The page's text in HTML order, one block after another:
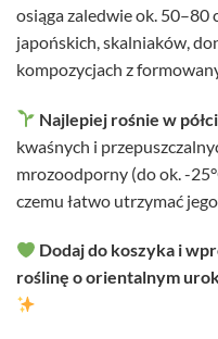
osiąga zaledwie ok.
japońskich, skalniaków,
kompozycjach z
Najlepiej rośnie w
kwaśnych i
mrozoodporny (do ok. -
czemu łatwo utrzymać
Dodaj do koszyka i
roślinę o orientalnym